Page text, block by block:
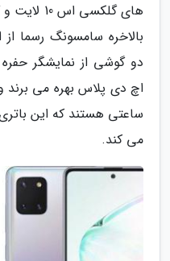
بالاخره سامسونگ رسما
می کند.